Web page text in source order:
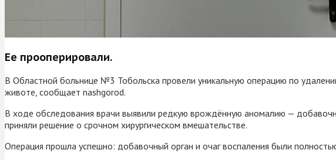
Ее прооперировали.
В Областной больнице №3 Тобольска провели уникальную операцию по
животе, сообщает nashgorod.
В ходе обследования врачи выявили редкую врождённую аномалию —
приняли решение о срочном хирургическом вмешательстве.
Операция прошла успешно: добавочный орган и очаг воспаления были